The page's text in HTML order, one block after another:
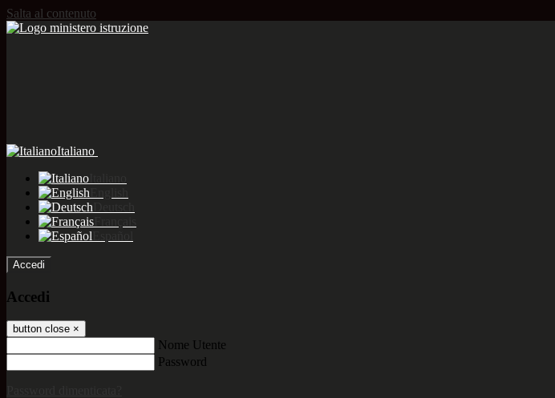
Salta al contenuto
Italiano
Accedi
Accedi
button close ×
Nome Utente
Password